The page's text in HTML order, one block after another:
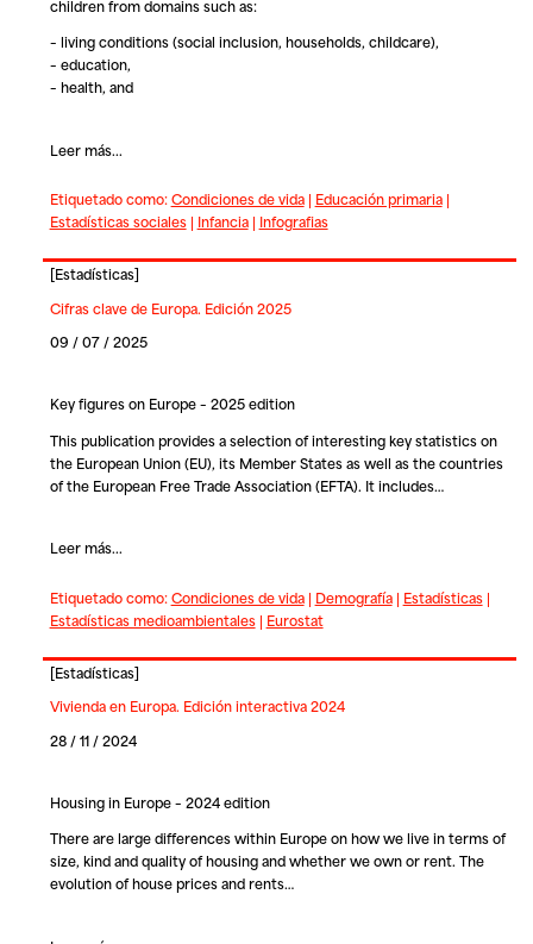
children from domains such as:
– living conditions (social inclusion, households, childcare),
– education,
– health, and
Leer más...
Etiquetado como:Condiciones de vida| Educación primaria|
Estadísticas sociales| Infancia| Infografias
[Estadísticas]
Cifras clave de Europa. Edición 2025
09 / 07 / 2025
Key figures on Europe – 2025 edition
This publication provides a selection of interesting key statistics on
the European Union (EU), its Member States as well as the countries
of the European Free Trade Association (EFTA). It includes…
Leer más...
Etiquetado como:Condiciones de vida| Demografía| Estadísticas|
Estadísticas medioambientales| Eurostat
[Estadísticas]
Vivienda en Europa. Edición interactiva 2024
28 / 11 / 2024
Housing in Europe – 2024 edition
There are large differences within Europe on how we live in terms of
size, kind and quality of housing and whether we own or rent. The
evolution of house prices and rents…